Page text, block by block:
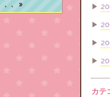
、、 » ▶
▶
▶
▶
カテ